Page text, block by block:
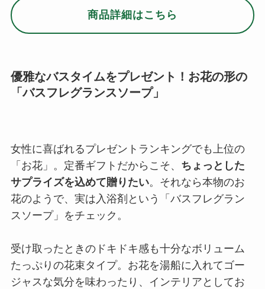
商品詳細はこちら
優雅なバスタイムをプレゼント！お花の形の
「バスフレグランスソープ」
女性に喜ばれるプレゼントランキングでも上位の
「お花」。定番ギフトだからこそ、 ちょっとした
サプライズを込めて贈りたい。それなら本物のお
花のようで、実は入浴剤という「バスフレグラン
スソープ」をチェック。
受け取ったときのドキドキ感も十分なボリューム
たっぷりの花束タイプ。お花を湯船に入れてゴー
ジャスな気分を味わったり、インテリアとしてお